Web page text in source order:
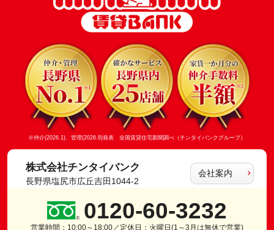
※仲介(2026.1)、管理(2026.8)発表 全国賃貸住宅新聞調べ（チンタイバンクグループ）
株式会社チンタイバンク
長野県塩尻市広丘吉田1044-2
会社案内
0120-60-3232
営業時間：10:00～18:00／定休日：火曜日(1～3月は無休で営業)